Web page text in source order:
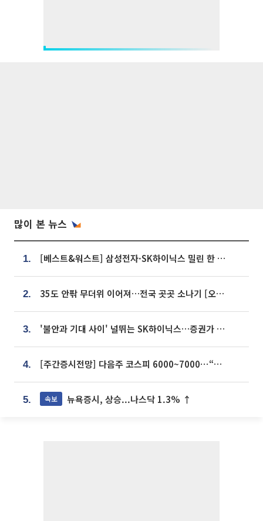
많이 본 뉴스
1. [베스트&워스트] 삼성전자·SK하이닉스 밀린 한 주…상상인증권은 85% 급등
2. 35도 안팎 무더위 이어져…전국 곳곳 소나기 [오늘 날씨]
3. '불안과 기대 사이' 널뛰는 SK하이닉스…증권가 "HBM4·LTA 기반 펀터멘털 견고"
4. [주간증시전망] 다음주 코스피 6000~7000⋯“外人 수급은 정책이 변수”
5. 속보 뉴욕증시, 상승...나스닥 1.3% ↑